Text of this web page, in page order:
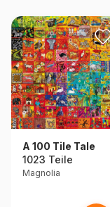
A 100 Tile Tale
1023 Teile
Magnolia